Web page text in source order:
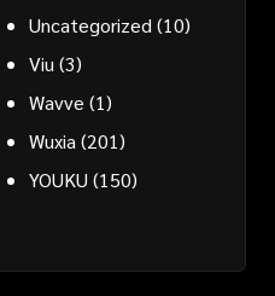
Uncategorized (10)
Viu (3)
Wavve (1)
Wuxia (201)
YOUKU (150)